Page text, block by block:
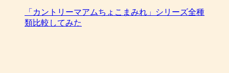
「カントリーマアムちょこまみれ」シリーズ全種
類比較してみた